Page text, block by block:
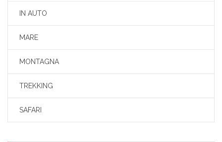
IN AUTO
MARE
MONTAGNA
TREKKING
SAFARI